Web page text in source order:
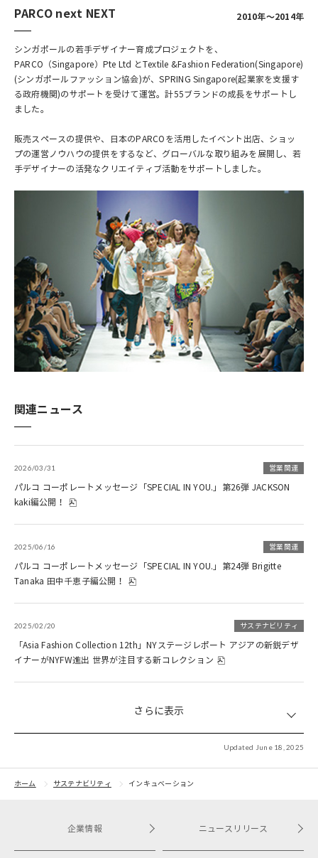
PARCO next NEXT 2010年～2014年
シンガポールの若手デザイナー育成プロジェクトを、
PARCO（Singapore）Pte Ltd とTextile &Fashion Federation(Singapore)
(シンガポールファッション協会)が、SPRING Singapore(起業家を支援す
る政府機関)のサポートを受けて運営。計55ブランドの成長をサポートし
ました。
販売スペースの提供や、日本のPARCOを活用したイベント出店、ショッ
プの運営ノウハウの提供をするなど、グローバルな取り組みを展開し、若
手デザイナーの活発なクリエイティブ活動をサポートしました。
関連ニュース
2026/03/31 営業関連
パルコ コーポレートメッセージ「SPECIAL IN YOU.」第26弾 JACKSON
kaki編公開！
2025/06/16 営業関連
パルコ コーポレートメッセージ「SPECIAL IN YOU.」第24弾 Brigitte
Tanaka 田中千恵子編公開！
2025/02/20 サステナビリティ
「Asia Fashion Collection 12th」NYステージレポート アジアの新鋭デザ
イナーがNYFW進出 世界が注目する新コレクション
さらに表示
Updated June 18, 2025
ホーム サステナビリティ インキュベーション
企業情報 ニュースリリース